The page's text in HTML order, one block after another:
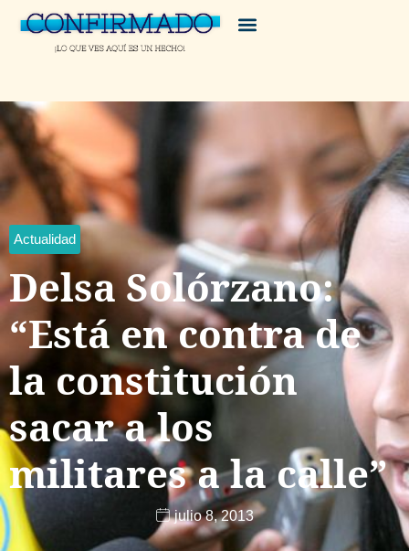
Actualidad
Delsa Solórzano:
“Está en contra de
la constitución
sacar a los
militares a la calle”
julio 8, 2013